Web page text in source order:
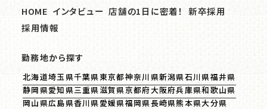
HOME インタビュー 店舗の1日に密着！ 新卒採用
採用情報
勤務地から探す
北海道埼玉県千葉県東京都神奈川県新潟県石川県福井県
静岡県愛知県三重県滋賀県京都府大阪府兵庫県和歌山県
岡山県広島県香川県愛媛県福岡県長崎県熊本県大分県